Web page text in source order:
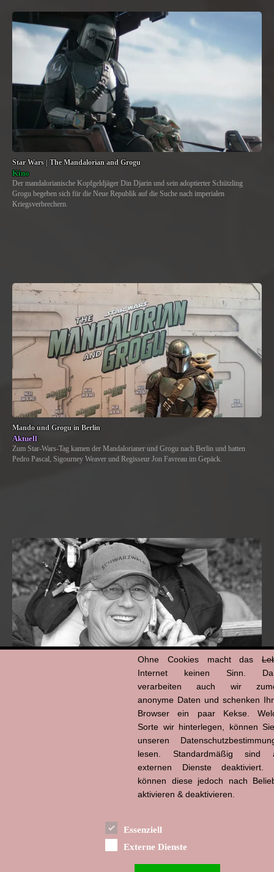
Star Wars | The Mandalorian and Grogu
Kino
Der mandalorianische Kopfgeldjäger Din Djarin und sein adoptierter Schützling
Grogu begeben sich für die Neue Republik auf die Suche nach imperialen
Kriegsverbrechern.
Mando und Grogu in Berlin
Aktuell
Zum Star-Wars-Tag kamen der Mandalorianer und Grogu nach Berlin und hatten
Pedro Pascal, Sigourney Weaver und Regisseur Jon Favreau im Gepäck.
Ohne Cookies macht das
Internet keinen Sinn.
verarbeiten auch wir
anonyme Daten und schenken
Browser ein paar Kekse.
Sorte wir hinterlegen, können
unseren
lesen. Standardmäßig sind
externen Dienste deaktiviert.
können diese jedoch nach
aktivieren & deaktivieren.
Essenziell
Externe Dienste